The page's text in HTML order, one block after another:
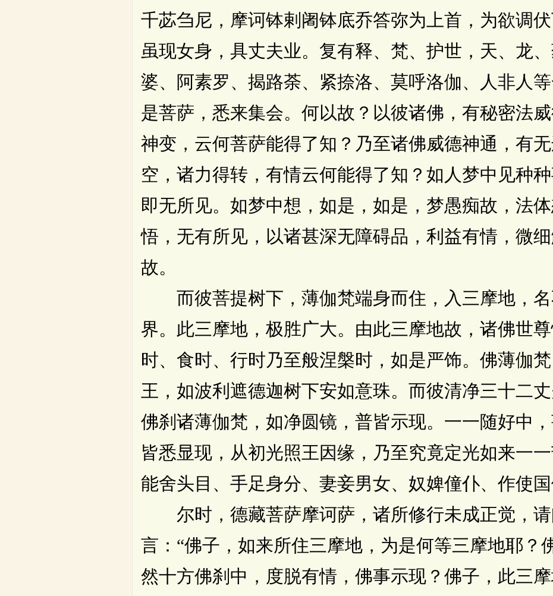
千苾刍尼，摩诃钵剌阇钵底乔答弥为上首，为欲调伏
虽现女身，具丈夫业。复有释、梵、护世，天、龙
婆、阿素罗、揭路荼、紧捺洛、莫呼洛伽、人非人
是菩萨，悉来集会。何以故？以彼诸佛，有秘密法
神变，云何菩萨能得了知？乃至诸佛威德神通，有
空，诸力得转，有情云何能得了知？如人梦中见种
即无所见。如梦中想，如是，如是，梦愚痴故，法
悟，无有所见，以诸甚深无障碍品，利益有情，微
故。
而彼菩提树下，薄伽梵端身而住，入三摩地，名
界。此三摩地，极胜广大。由此三摩地故，诸佛世
时、食时、行时乃至般涅槃时，如是严饰。佛薄伽
王，如波利遮德迦树下安如意珠。而彼清净三十二
佛刹诸薄伽梵，如净圆镜，普皆示现。一一随好中，
皆悉显现，从初光照王因缘，乃至究竟定光如来一
能舍头目、手足身分、妻妾男女、奴婢僮仆、作使国
尔时，德藏菩萨摩诃萨，诸所修行未成正觉，请
言：“佛子，如来所住三摩地，为是何等三摩地耶？
然十方佛刹中，度脱有情，佛事示现？佛子，此三